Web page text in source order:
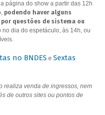
página do show a partir das 12h
podendo haver alguns
questões de sistema ou
dia do espetáculo, às 14h, ou
no BNDES e Sextas
realiza venda de ingressos, nem
de outros sites ou pontos de